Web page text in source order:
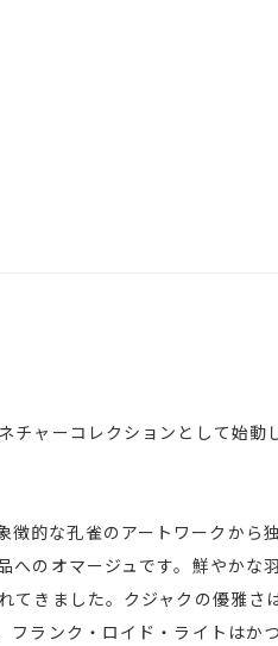
チャーコレクションとして始
的な孔雀のアートワークから
のオマージュです。鮮やかな
てきました。クジャクの優雅さ
ランク・ロイド・ライトはか